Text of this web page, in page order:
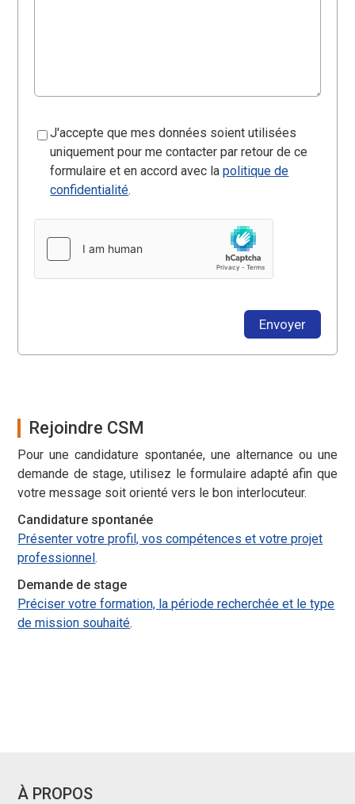
J'accepte que mes données soient utilisées
uniquement pour me contacter par retour de ce
formulaire et en accord avec lapolitique de
confidentialité.
Envoyer
Rejoindre CSM
Pour une candidature spontanée, une alternance ou une
demande de stage, utilisez le formulaire adapté afin que
votre message soit orienté vers le bon interlocuteur.
Candidature spontanée
Présenter votre profil, vos compétences et votre projet
professionnel.
Demande de stage
Préciser votre formation, la période recherchée et le type
de mission souhaité.
À PROPOS